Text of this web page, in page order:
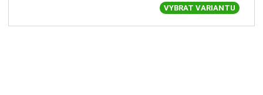
VYBRAT VARIANTU